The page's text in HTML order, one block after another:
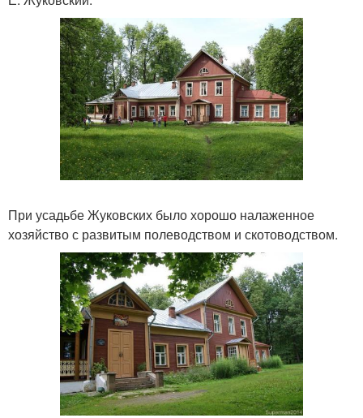
При усадьбе Жуковских было хорошо налаженное
хозяйство с развитым полеводством и скотоводством.